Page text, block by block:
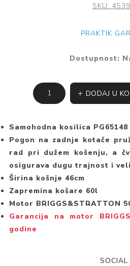
SKU:
PRAKTIK
Dostupnost:
DODAJ U
Samohodna kosilica PG65148
Pogon na zadnje kotače
rad pri dužem košenju, a
osigurava dugu trajnost i
Širina košnje 46cm
Zapremina košare 60l
Motor BRIGGS&STRATTON
Garancija na motor
godine
SOCIAL